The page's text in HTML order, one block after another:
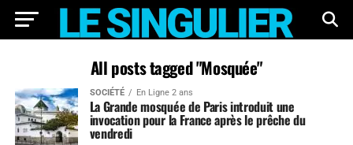
All posts tagged "Mosquée"
SOCIÉTÉ En Ligne 2 ans
La Grande mosquée de Paris introduit une
invocation pour la France après le prêche du
vendredi